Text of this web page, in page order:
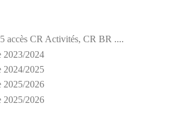
accès CR Activités, CR BR ....
2023/2024
2024/2025
2025/2026
2025/2026